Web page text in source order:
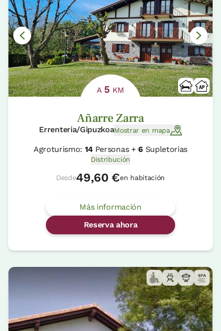
A 5 KM
Añarre Zarra
Errenteria/GipuzkoaMostrar en mapa
Agroturismo: 14 Personas +6Supletorias
Distribución
Desde49,60 €en habitación
Más información
Reserva ahora